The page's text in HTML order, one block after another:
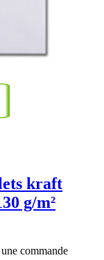
kraft
g/m²
commande